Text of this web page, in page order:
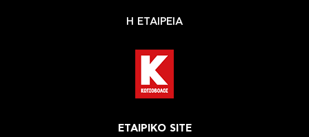
Η ΕΤΑΙΡΕΙΑ
ΕΤΑΙΡΙΚΟ SITE